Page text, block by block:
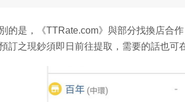
的是，《TTRate.com》與部分找換店合
訂之現鈔須即日前往提取，需要的話也可